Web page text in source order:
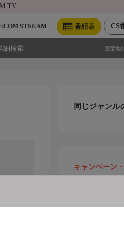
TV
CS
番組表
STREAM
細検索 設定地
同じジャンル
キャンペーン